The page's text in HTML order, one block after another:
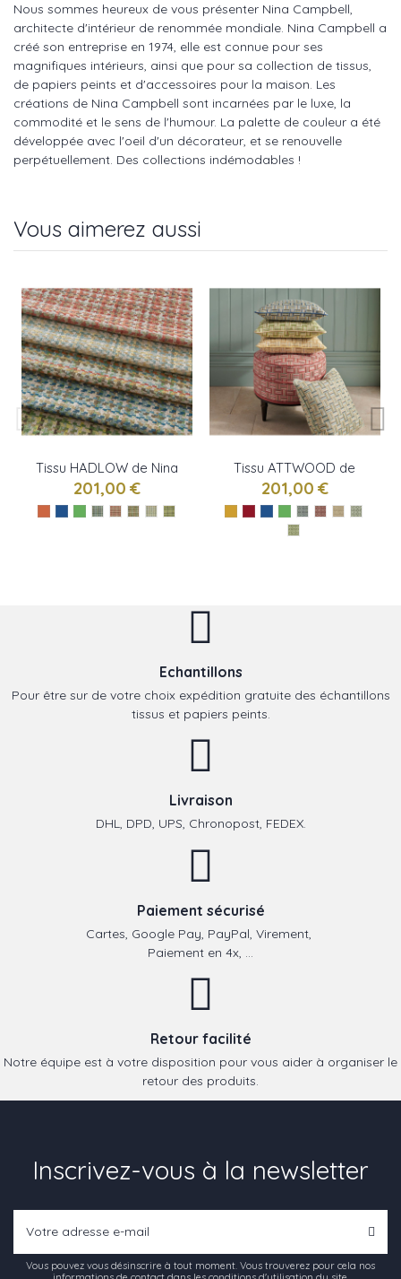
Nous sommes heureux de vous présenter Nina Campbell,
architecte d'intérieur de renommée mondiale. Nina Campbell a
créé son entreprise en 1974, elle est connue pour ses
magnifiques intérieurs, ainsi que pour sa collection de tissus,
de papiers peints et d'accessoires pour la maison. Les
créations de Nina Campbell sont incarnées par le luxe, la
commodité et le sens de l'humour. La palette de couleur a été
développée avec l'oeil d'un décorateur, et se renouvelle
perpétuellement. Des collections indémodables !
Vous aimerez aussi
Tissu HADLOW de Nina
Campbell
201,00 €
Tissu ATTWOOD de
Nina Campbell
201,00 €
Echantillons
Pour être sur de votre choix expédition gratuite des échantillons
tissus et papiers peints.
Livraison
DHL, DPD, UPS, Chronopost, FEDEX.
Paiement sécurisé
Cartes, Google Pay, PayPal, Virement,
Paiement en 4x, ...
Retour facilité
Notre équipe est à votre disposition pour vous aider à organiser le
retour des produits.
Inscrivez-vous à la newsletter
Vous pouvez vous désinscrire à tout moment. Vous trouverez pour cela nos